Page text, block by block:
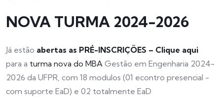
NOVA TURMA 2024-2026
Já estão abertas as PRÉ-INSCRIÇÕES – Clique aqui
para a turma nova do MBA Gestão em Engenharia 2024-
2026 da UFPR, com 18 modulos (01 econtro presencial -
com suporte EaD) e 02 totalmente EaD